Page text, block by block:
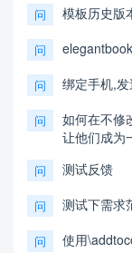
问 模板历史版
问
问 绑定手机,
问
如何在不修
让他们成为
问 测试反馈
问 测试下需求
问 使用